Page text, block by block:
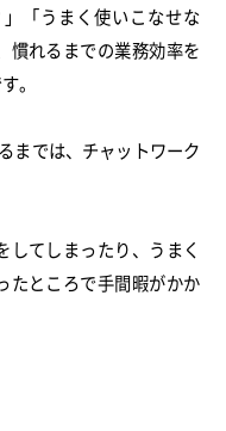
「うまく使いこなせな
れるまでの業務効率を
。
までは、チャットワーク
てしまったり、うまく
たところで手間暇がかか